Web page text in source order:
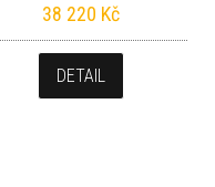
38 220 Kč
DETAIL